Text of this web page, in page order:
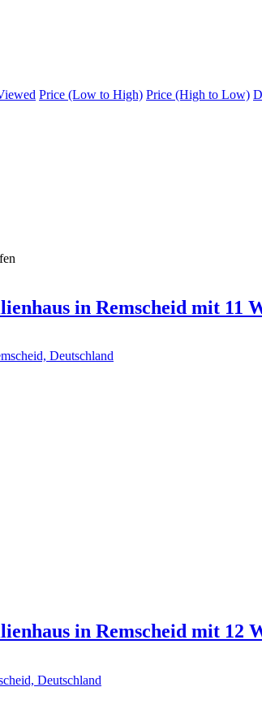
Price (Low to High) Price (High to Low)
in Remscheid mit 11
Deutschland
in Remscheid mit 12
Deutschland